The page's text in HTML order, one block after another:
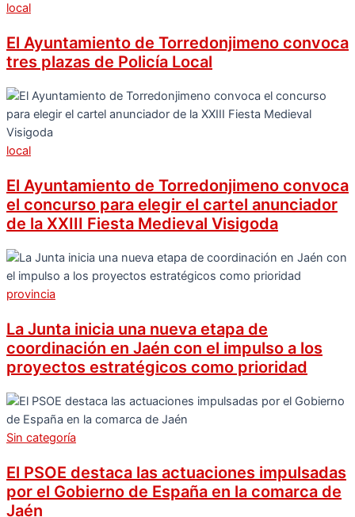
local
El Ayuntamiento de Torredonjimeno convoca
tres plazas de Policía Local
local
El Ayuntamiento de Torredonjimeno convoca
el concurso para elegir el cartel anunciador
de la XXIII Fiesta Medieval Visigoda
provincia
La Junta inicia una nueva etapa de
coordinación en Jaén con el impulso a los
proyectos estratégicos como prioridad
Sin categoría
El PSOE destaca las actuaciones impulsadas
por el Gobierno de España en la comarca de
Jaén